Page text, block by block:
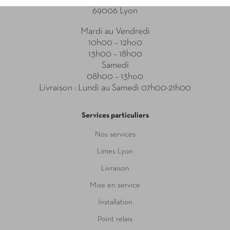
69006 Lyon
Mardi au Vendredi
10h00 – 12ho0
13h00 – 18h00
Samedi
08h00 – 13ho0
Livraison : Lundi au Samedi 07h00-21h00
Services particuliers
Nos services
Limes Lyon
Livraison
Mise en service
Installation
Point relais